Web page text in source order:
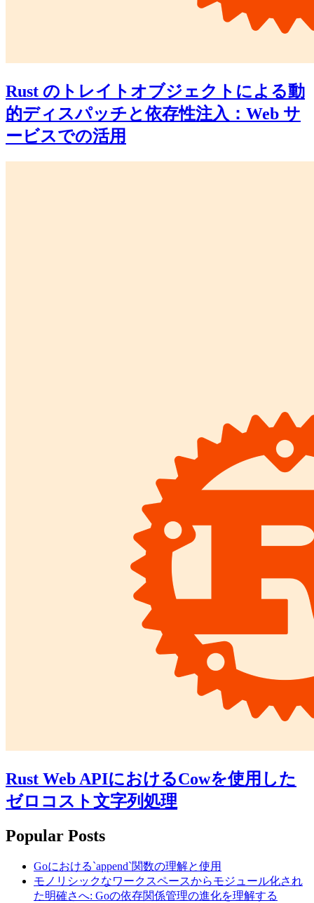
Rust のトレイトオブジェクトによる動
的ディスパッチと依存性注入：Web サ
ービスでの活用
Rust Web APIにおけるCowを使用した
ゼロコスト文字列処理
Popular Posts
Goにおける`append`関数の理解と使用
モノリシックなワークスペースからモジュール化され
た明確さへ: Goの依存関係管理の進化を理解する